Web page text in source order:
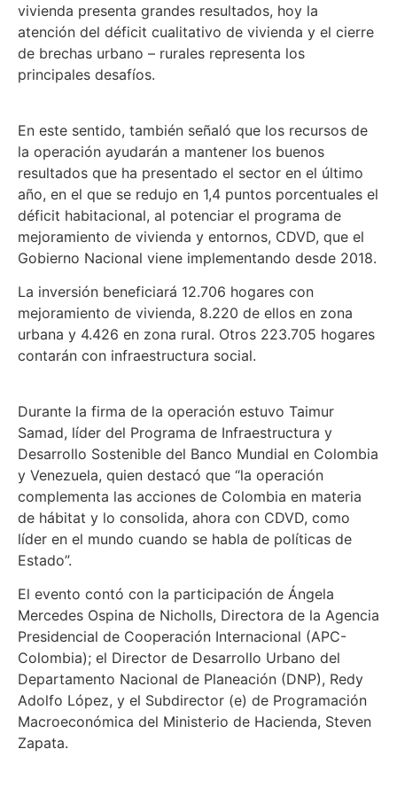
vivienda presenta grandes resultados, hoy la
atención del déficit cualitativo de vivienda y el cierre
de brechas urbano – rurales representa los
principales desafíos.
En este sentido, también señaló que los recursos de
la operación ayudarán a mantener los buenos
resultados que ha presentado el sector en el último
año, en el que se redujo en 1,4 puntos porcentuales el
déficit habitacional, al potenciar el programa de
mejoramiento de vivienda y entornos, CDVD, que el
Gobierno Nacional viene implementando desde 2018.
La inversión beneficiará 12.706 hogares con
mejoramiento de vivienda, 8.220 de ellos en zona
urbana y 4.426 en zona rural. Otros 223.705 hogares
contarán con infraestructura social.
Durante la firma de la operación estuvo Taimur
Samad, líder del Programa de Infraestructura y
Desarrollo Sostenible del Banco Mundial en Colombia
y Venezuela, quien destacó que “la operación
complementa las acciones de Colombia en materia
de hábitat y lo consolida, ahora con CDVD, como
líder en el mundo cuando se habla de políticas de
Estado”.
El evento contó con la participación de Ángela
Mercedes Ospina de Nicholls, Directora de la Agencia
Presidencial de Cooperación Internacional (APC-
Colombia); el Director de Desarrollo Urbano del
Departamento Nacional de Planeación (DNP), Redy
Adolfo López, y el Subdirector (e) de Programación
Macroeconómica del Ministerio de Hacienda, Steven
Zapata.